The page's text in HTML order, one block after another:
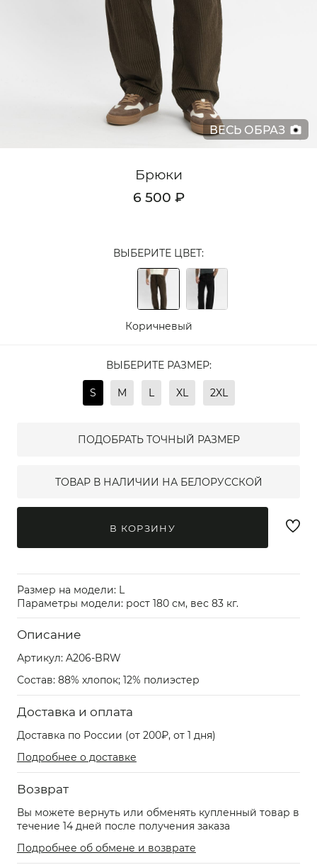
ВЕСЬ ОБРАЗ
Брюки
6 500 ₽
ВЫБЕРИТЕ ЦВЕТ:
Коричневый
ВЫБЕРИТЕ РАЗМЕР:
S M L XL 2XL
ПОДОБРАТЬ ТОЧНЫЙ РАЗМЕР
ТОВАР В НАЛИЧИИ НА БЕЛОРУССКОЙ
В КОРЗИНУ
Размер на модели: L
Параметры модели: рост 180 см, вес 83 кг.
Описание
Артикул: A206-BRW
Состав: 88% хлопок; 12% полиэстер
Доставка и оплата
Доставка по России (от 200₽, от 1 дня)
Подробнее о доставке
Возврат
Вы можете вернуть или обменять купленный товар в
течение 14 дней после получения заказа
Подробнее об обмене и возврате